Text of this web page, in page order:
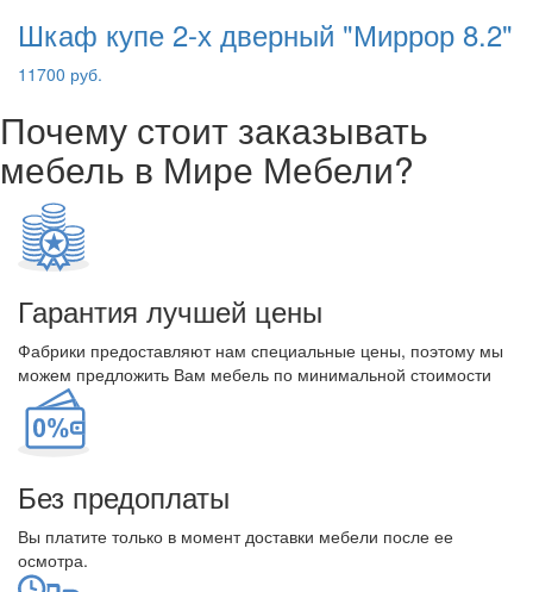
Шкаф купе 2-х дверный "Миррор 8.2"
11700 руб.
Почему стоит заказывать
мебель в Мире Мебели?
Гарантия лучшей цены
Фабрики предоставляют нам специальные цены, поэтому мы
можем предложить Вам мебель по минимальной стоимости
Без предоплаты
Вы платите только в момент доставки мебели после ее
осмотра.